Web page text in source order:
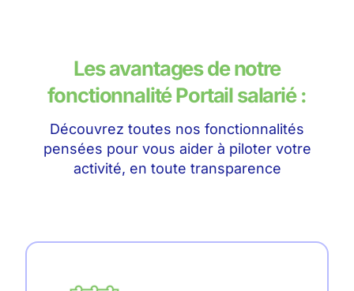
Les avantages de notre
fonctionnalité Portail salarié :
Découvrez toutes nos fonctionnalités
pensées pour vous aider à piloter votre
activité, en toute transparence